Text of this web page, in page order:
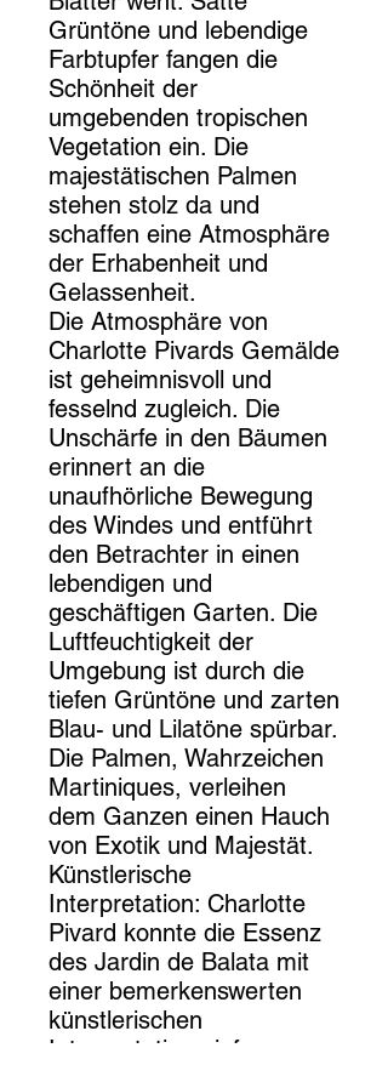
Grüntöne und lebendige
Farbtupfer fangen die
Schönheit der
umgebenden tropischen
Vegetation ein. Die
majestätischen Palmen
stehen stolz da und
schaffen eine Atmosphäre
der Erhabenheit und
Gelassenheit.
Die Atmosphäre von
Charlotte Pivards Gemälde
ist geheimnisvoll und
fesselnd zugleich. Die
Unschärfe in den Bäumen
erinnert an die
unaufhörliche Bewegung
des Windes und entführt
den Betrachter in einen
lebendigen und
geschäftigen Garten. Die
Luftfeuchtigkeit der
Umgebung ist durch die
tiefen Grüntöne und zarten
Blau- und Lilatöne spürbar.
Die Palmen, Wahrzeichen
Martiniques, verleihen
dem Ganzen einen Hauch
von Exotik und Majestät.
Künstlerische
Interpretation: Charlotte
Pivard konnte die Essenz
des Jardin de Balata mit
einer bemerkenswerten
künstlerischen
Interpretation einfangen.